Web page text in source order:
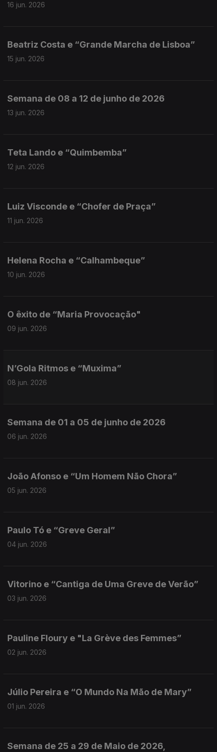
16 jun. 2026
Beatriz Costa e “Grande Marcha de Lisboa”
15 jun. 2026
Semana de 08 a 12 de junho de 2026
13 jun. 2026
Teta Lando e “Quimbemba”
12 jun. 2026
Luiz Visconde e “Chofer de Praça”
11 jun. 2026
Helena Rocha e “Calhambeque”
10 jun. 2026
O êxito de “Maria Provocação"
09 jun. 2026
N’Gola Ritmos e “Muxima”
08 jun. 2026
Semana de 01 a 05 de junho de 2026
06 jun. 2026
João Afonso e “Um Homem Não Chora”
05 jun. 2026
Paulo Tó e “Greve Geral”
04 jun. 2026
Vitorino e “Cantiga de Uma Greve de Verão”
03 jun. 2026
Pauline Floury e "La Grève des Femmes”
02 jun. 2026
Júlio Pereira e “O Mundo Na Mão de Mary”
01 jun. 2026
Semana de 25 a 29 de Maio de 2026,